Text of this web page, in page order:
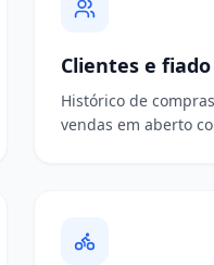
Clientes e fiado
Histórico de
vendas em aberto